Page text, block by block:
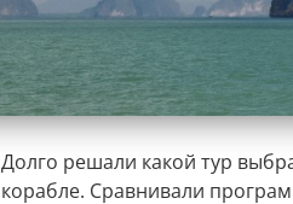
Долго решали какой тур
корабле. Сравнивали